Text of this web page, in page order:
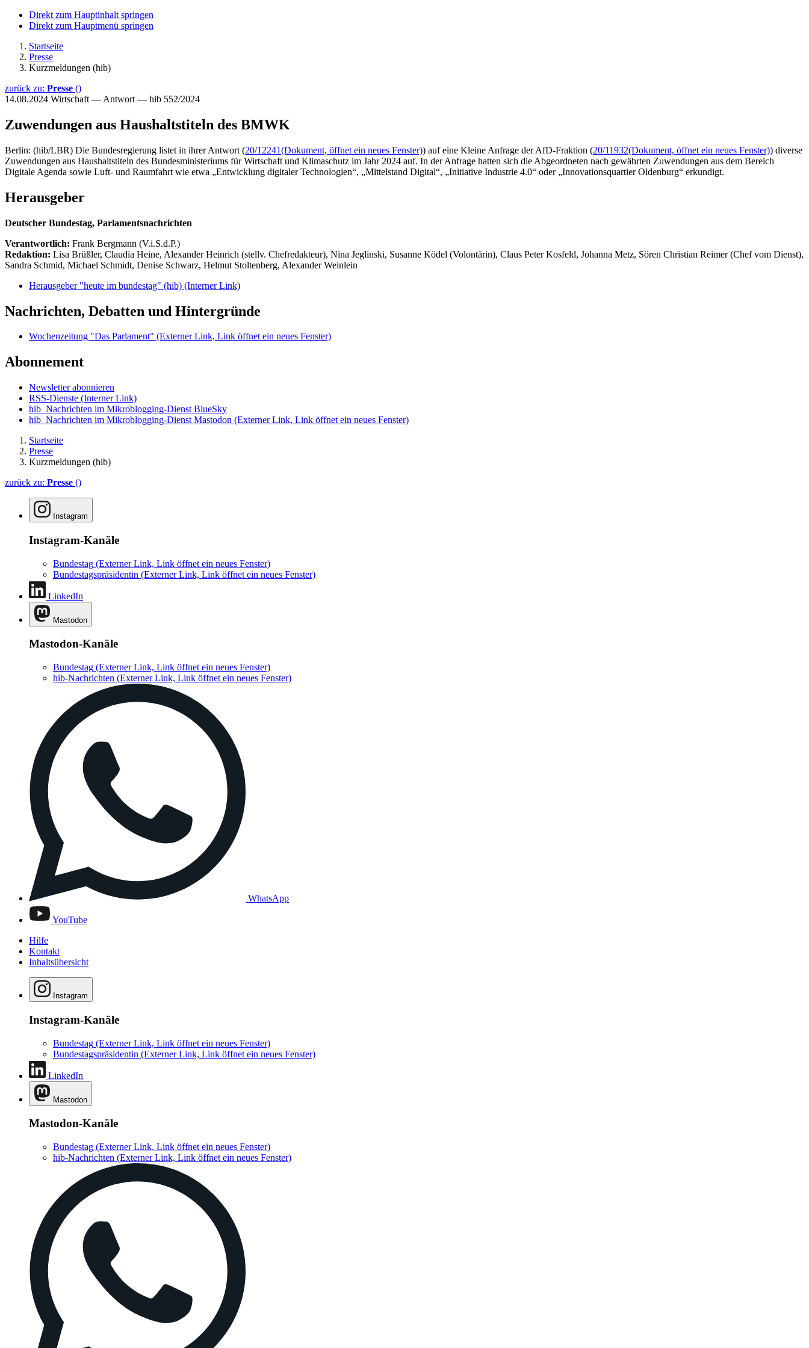
Direkt zum Hauptinhalt springen
Direkt zum Hauptmenü springen
Startseite
Presse
Kurzmeldungen (hib)
zurück zu: Presse ()
14.08.2024 Wirtschaft — Antwort — hib 552/2024
Zuwendungen aus Haushaltstiteln des BMWK
Berlin: (hib/LBR) Die Bundesregierung listet in ihrer Antwort (20/12241(Dokument, öffnet ein neues Fenster)) auf eine Kleine Anfrage der AfD-Fraktion (20/11932(Dokument, öffnet ein neues Fenster)) diverse
Zuwendungen aus Haushaltstiteln des Bundesministeriums für Wirtschaft und Klimaschutz im Jahr 2024 auf. In der Anfrage hatten sich die Abgeordneten nach gewährten Zuwendungen aus dem Bereich
Digitale Agenda sowie Luft- und Raumfahrt wie etwa „Entwicklung digitaler Technologien“, „Mittelstand Digital“, „Initiative Industrie 4.0“ oder „Innovationsquartier Oldenburg“ erkundigt.
Herausgeber
Deutscher Bundestag, Parlamentsnachrichten
Verantwortlich: Frank Bergmann (V.i.S.d.P.)
Redaktion: Lisa Brüßler, Claudia Heine, Alexander Heinrich (stellv. Chefredakteur), Nina Jeglinski, Susanne Ködel (Volontärin), Claus Peter Kosfeld, Johanna Metz, Sören Christian Reimer (Chef vom Dienst),
Sandra Schmid, Michael Schmidt, Denise Schwarz, Helmut Stoltenberg, Alexander Weinlein
Herausgeber "heute im bundestag" (hib) (Interner Link)
Nachrichten, Debatten und Hintergründe
Wochenzeitung "Das Parlament" (Externer Link, Link öffnet ein neues Fenster)
Abonnement
Newsletter abonnieren
RSS-Dienste (Interner Link)
hib_Nachrichten im Mikroblogging-Dienst BlueSky
hib_Nachrichten im Mikroblogging-Dienst Mastodon (Externer Link, Link öffnet ein neues Fenster)
Startseite
Presse
Kurzmeldungen (hib)
zurück zu: Presse ()
Instagram
Instagram-Kanäle
Bundestag (Externer Link, Link öffnet ein neues Fenster)
Bundestagspräsidentin (Externer Link, Link öffnet ein neues Fenster)
LinkedIn
Mastodon
Mastodon-Kanäle
Bundestag (Externer Link, Link öffnet ein neues Fenster)
hib-Nachrichten (Externer Link, Link öffnet ein neues Fenster)
WhatsApp
YouTube
Hilfe
Kontakt
Inhaltsübersicht
Instagram
Instagram-Kanäle
Bundestag (Externer Link, Link öffnet ein neues Fenster)
Bundestagspräsidentin (Externer Link, Link öffnet ein neues Fenster)
LinkedIn
Mastodon
Mastodon-Kanäle
Bundestag (Externer Link, Link öffnet ein neues Fenster)
hib-Nachrichten (Externer Link, Link öffnet ein neues Fenster)